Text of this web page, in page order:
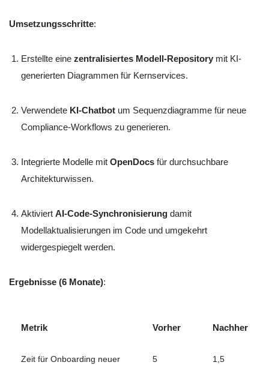
Umsetzungsschritte:
Erstellte eine zentralisiertes Modell-Repository mit KI-
generierten Diagrammen für Kernservices.
Verwendete KI-Chatbot um Sequenzdiagramme für neue
Compliance-Workflows zu generieren.
Integrierte Modelle mit OpenDocs für durchsuchbare
Architekturwissen.
Aktiviert AI-Code-Synchronisierung damit
Modellaktualisierungen im Code und umgekehrt
widergespiegelt werden.
Ergebnisse (6 Monate):
Metrik Vorher Nachher
Zeit für Onboarding neuer
5
1,5